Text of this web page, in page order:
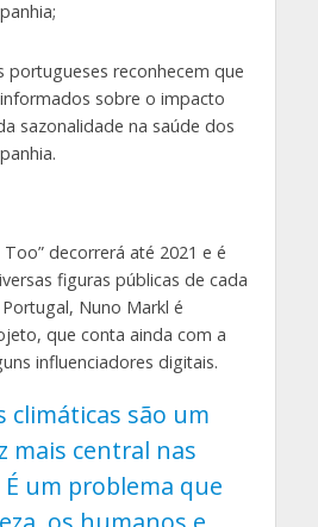
portugueses reconhecem que
sobre o impacto
sazonalidade na saúde dos
decorrerá até 2021 e é
figuras públicas de cada
Nuno Markl é
que conta ainda com a
influenciadores digitais.
climáticas são um
mais central nas
um problema que